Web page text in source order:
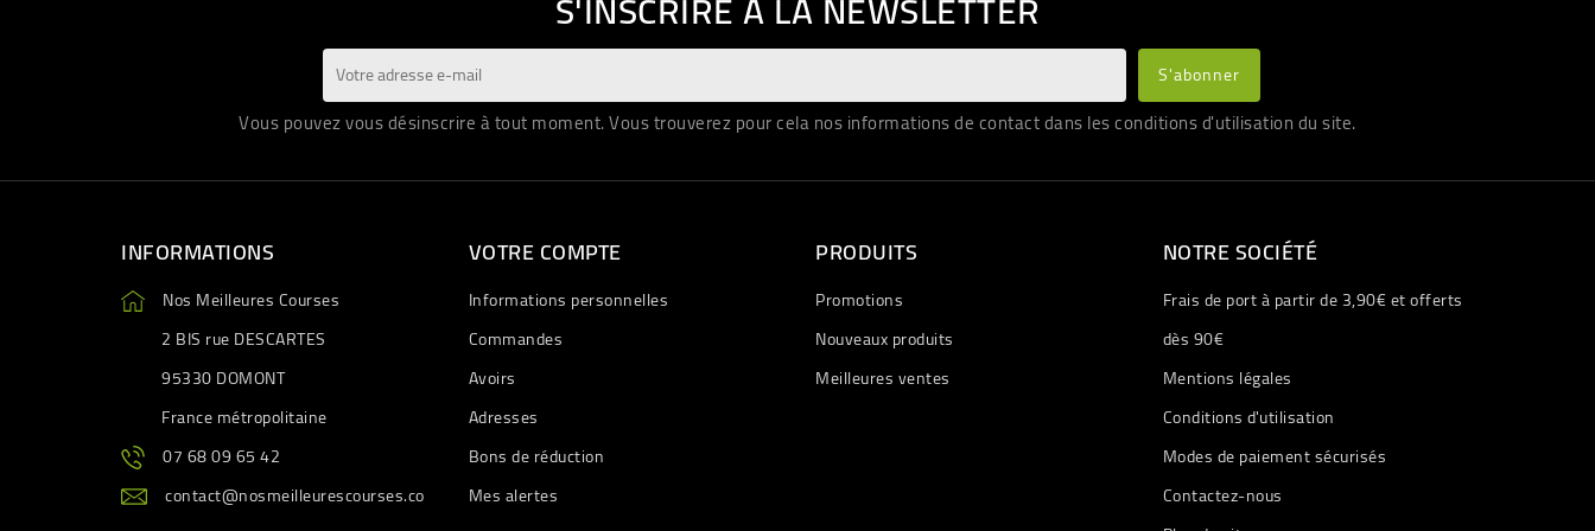
Vous pouvez vous désinscrire à tout moment. Vous trouverez pour cela nos informations de contact dans les conditions d'utilisation du site.
INFORMATIONS
Nos Meilleures Courses
2 BIS rue DESCARTES
95330 DOMONT
France métropolitaine
07 68 09 65 42
contact@nosmeilleurescourses.co
VOTRE COMPTE
Informations personnelles
Commandes
Avoirs
Adresses
Bons de réduction
Mes alertes
PRODUITS
Promotions
Nouveaux produits
Meilleures ventes
NOTRE SOCIÉTÉ
Frais de port à partir de 3,90€ et offerts
dès 90€
Mentions légales
Conditions d'utilisation
Modes de paiement sécurisés
Contactez-nous